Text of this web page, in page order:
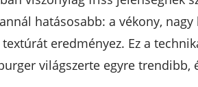
hatásosabb: a vékony,
eredményez. Ez a
világszerte egyre